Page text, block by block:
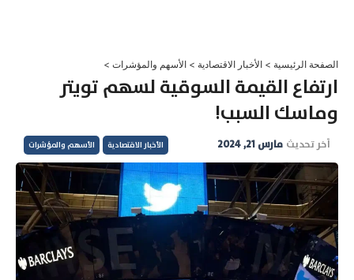
الصفحة الرئيسية > الأخبار الاقتصادية > الأسهم والمؤشرات >
ارتفاع القيمة السوقية لسهم تويتر
وماسك السبب!
آخر تحديث مارس 21, 2024 الأخبار الاقتصادية الأسهم والمؤشرات